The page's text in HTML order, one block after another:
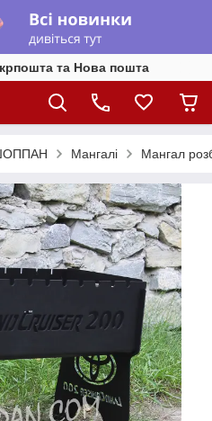
та Нова пошта
Мангалі Мангал